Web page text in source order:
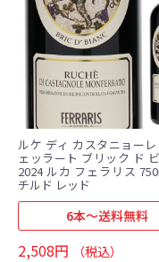
ルケ ディ カスタニョーレ
ェッラート ブリック ド
2024 ルカ フェラリス 750ml
チルド レッド
6本～送料無料
2,508円 （税込）